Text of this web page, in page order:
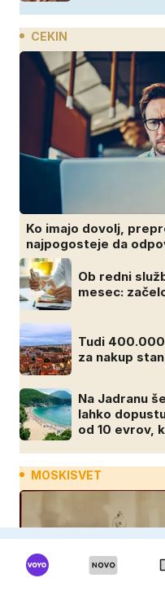
CEKIN
Ko imajo dovolj,
najpogosteje da
Ob redni
mesec:
Tudi
za nakup
Na Jadranu
lahko
od 10 evrov,
MOSKISVET